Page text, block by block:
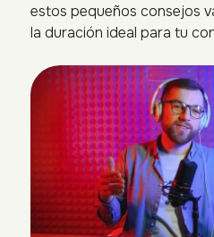
estos pequeños consejos
la duración ideal para tu